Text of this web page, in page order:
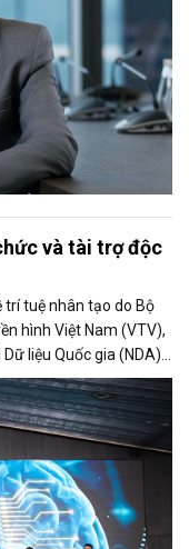
và tài trợ độc
trí tuệ nhân tạo do Bộ
hình Việt Nam (VTV),
liệu Quốc gia (NDA)
(Techcombank),
tài AI cho đất nước,
trong kỷ nguyên mới.